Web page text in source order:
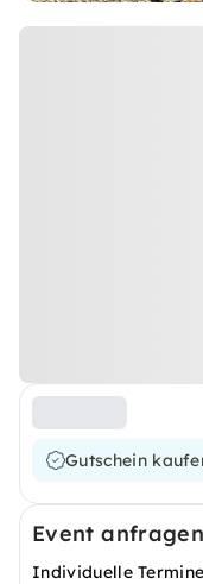
Gutschein
Event anfragen
Individuelle